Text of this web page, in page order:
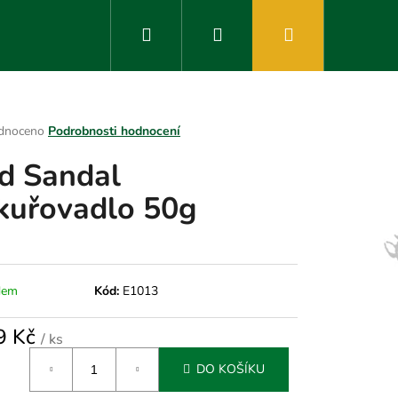
Hledat Přihlášení
Podrobnosti hodnocení
Sandal
50g
Kód: E1013
Kč / ks
DO KOŠÍKU